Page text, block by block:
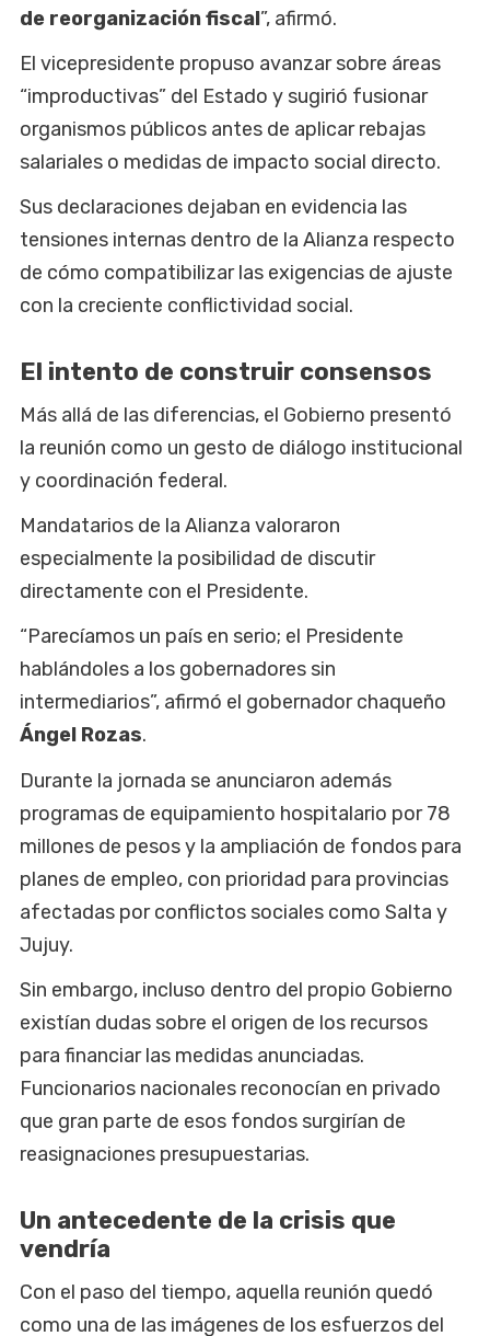
de reorganización fiscal”, afirmó.
El vicepresidente propuso avanzar sobre áreas
“improductivas” del Estado y sugirió fusionar
organismos públicos antes de aplicar rebajas
salariales o medidas de impacto social directo.
Sus declaraciones dejaban en evidencia las
tensiones internas dentro de la Alianza respecto
de cómo compatibilizar las exigencias de ajuste
con la creciente conflictividad social.
El intento de construir consensos
Más allá de las diferencias, el Gobierno presentó
la reunión como un gesto de diálogo institucional
y coordinación federal.
Mandatarios de la Alianza valoraron
especialmente la posibilidad de discutir
directamente con el Presidente.
“Parecíamos un país en serio; el Presidente
hablándoles a los gobernadores sin
intermediarios”, afirmó el gobernador chaqueño
Ángel Rozas.
Durante la jornada se anunciaron además
programas de equipamiento hospitalario por 78
millones de pesos y la ampliación de fondos para
planes de empleo, con prioridad para provincias
afectadas por conflictos sociales como Salta y
Jujuy.
Sin embargo, incluso dentro del propio Gobierno
existían dudas sobre el origen de los recursos
para financiar las medidas anunciadas.
Funcionarios nacionales reconocían en privado
que gran parte de esos fondos surgirían de
reasignaciones presupuestarias.
Un antecedente de la crisis que
vendría
Con el paso del tiempo, aquella reunión quedó
como una de las imágenes de los esfuerzos del